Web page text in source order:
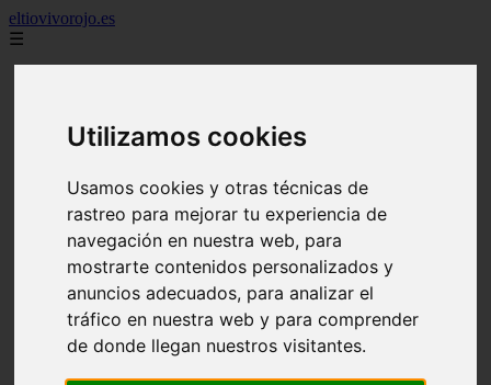
Utilizamos cookies
Usamos cookies y otras técnicas de
rastreo para mejorar tu experiencia de
navegación en nuestra web, para
mostrarte contenidos personalizados y
anuncios adecuados, para analizar el
tráfico en nuestra web y para comprender
de donde llegan nuestros visitantes.
eltiovivorojo.es
☰
argentina
espana
huevos
mariscos
otros
postres
producto
reposteria
venezuela
verduras